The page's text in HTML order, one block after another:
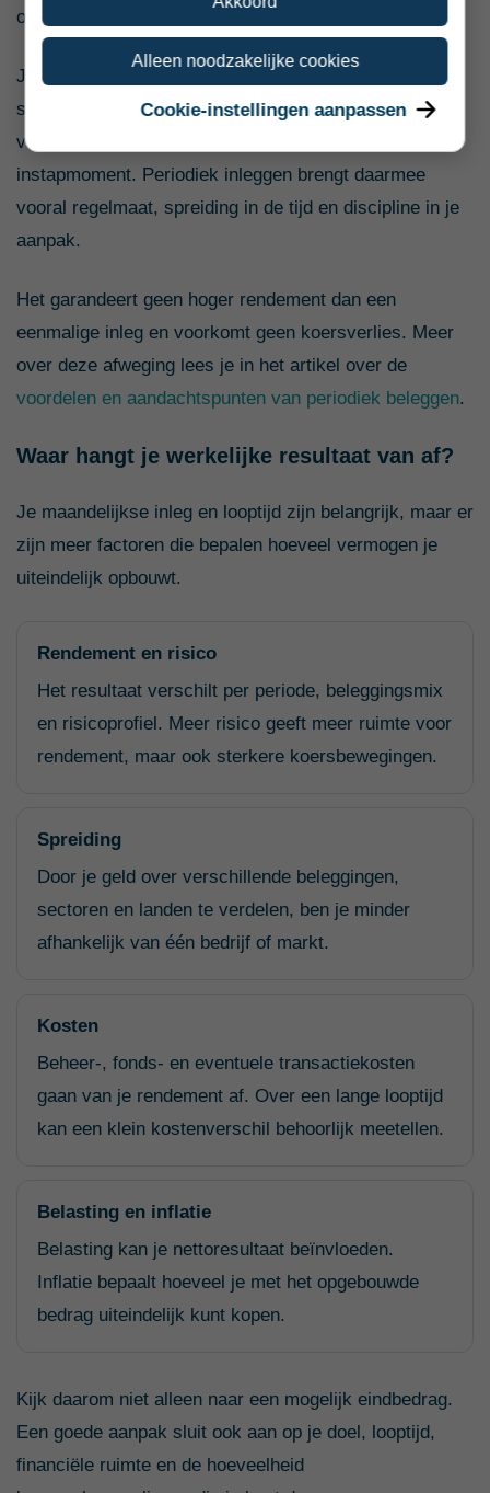
om te beginnen of bij te storten.
Je koopt tijdens zowel hogere als lagere koersen. Zo
spreid je je aankoopmomenten en voorkom je dat je
volledige bedrag afhankelijk is van één toevallig
instapmoment. Periodiek inleggen brengt daarmee
vooral regelmaat, spreiding in de tijd en discipline in je
aanpak.
Het garandeert geen hoger rendement dan een
eenmalige inleg en voorkomt geen koersverlies. Meer
over deze afweging lees je in het artikel over de
voordelen en aandachtspunten van periodiek beleggen.
Waar hangt je werkelijke resultaat van af?
Je maandelijkse inleg en looptijd zijn belangrijk, maar er
zijn meer factoren die bepalen hoeveel vermogen je
uiteindelijk opbouwt.
Rendement en risico
Het resultaat verschilt per periode, beleggingsmix
en risicoprofiel. Meer risico geeft meer ruimte voor
rendement, maar ook sterkere koersbewegingen.
Spreiding
Door je geld over verschillende beleggingen,
sectoren en landen te verdelen, ben je minder
afhankelijk van één bedrijf of markt.
Kosten
Beheer-, fonds- en eventuele transactiekosten
gaan van je rendement af. Over een lange looptijd
kan een klein kostenverschil behoorlijk meetellen.
Belasting en inflatie
Belasting kan je nettoresultaat beïnvloeden.
Inflatie bepaalt hoeveel je met het opgebouwde
bedrag uiteindelijk kunt kopen.
Kijk daarom niet alleen naar een mogelijk eindbedrag.
Een goede aanpak sluit ook aan op je doel, looptijd,
financiële ruimte en de hoeveelheid
Alleen noodzakelijke cookies
Cookie-instellingen aanpassen